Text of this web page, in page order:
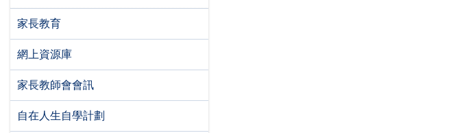
家長教育
網上資源庫
家長教師會會訊
自在人生自學計劃